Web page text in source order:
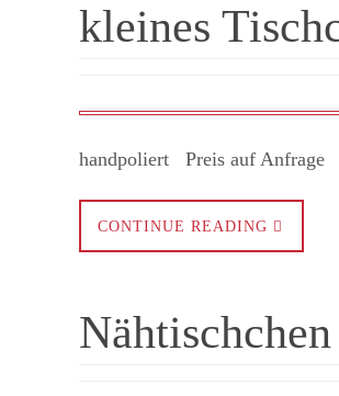
kleines
handpoliert Preis auf Anfrage ​
CONTINUE READING